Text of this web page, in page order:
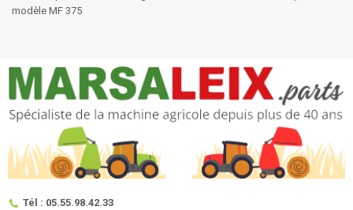
modèle MF 375
Tél : 05.55.98.42.33